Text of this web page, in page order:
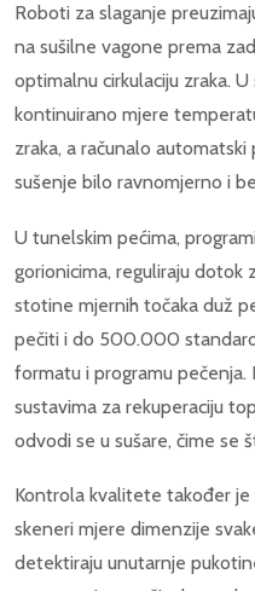
Roboti za slaganje
na sušilne vagone prema
optimalnu cirkulaciju zraka.
kontinuirano mjere
zraka, a računalo
sušenje bilo ravnomjerno i
U tunelskim pećima,
gorionicima, reguliraju
stotine mjernih točaka duž
pečiti i do 500.000
formatu i programu
sustavima za rekuperaciju
odvodi se u sušare, čime se
Kontrola kvalitete također je
skeneri mjere dimenzije
detektiraju unutarnje